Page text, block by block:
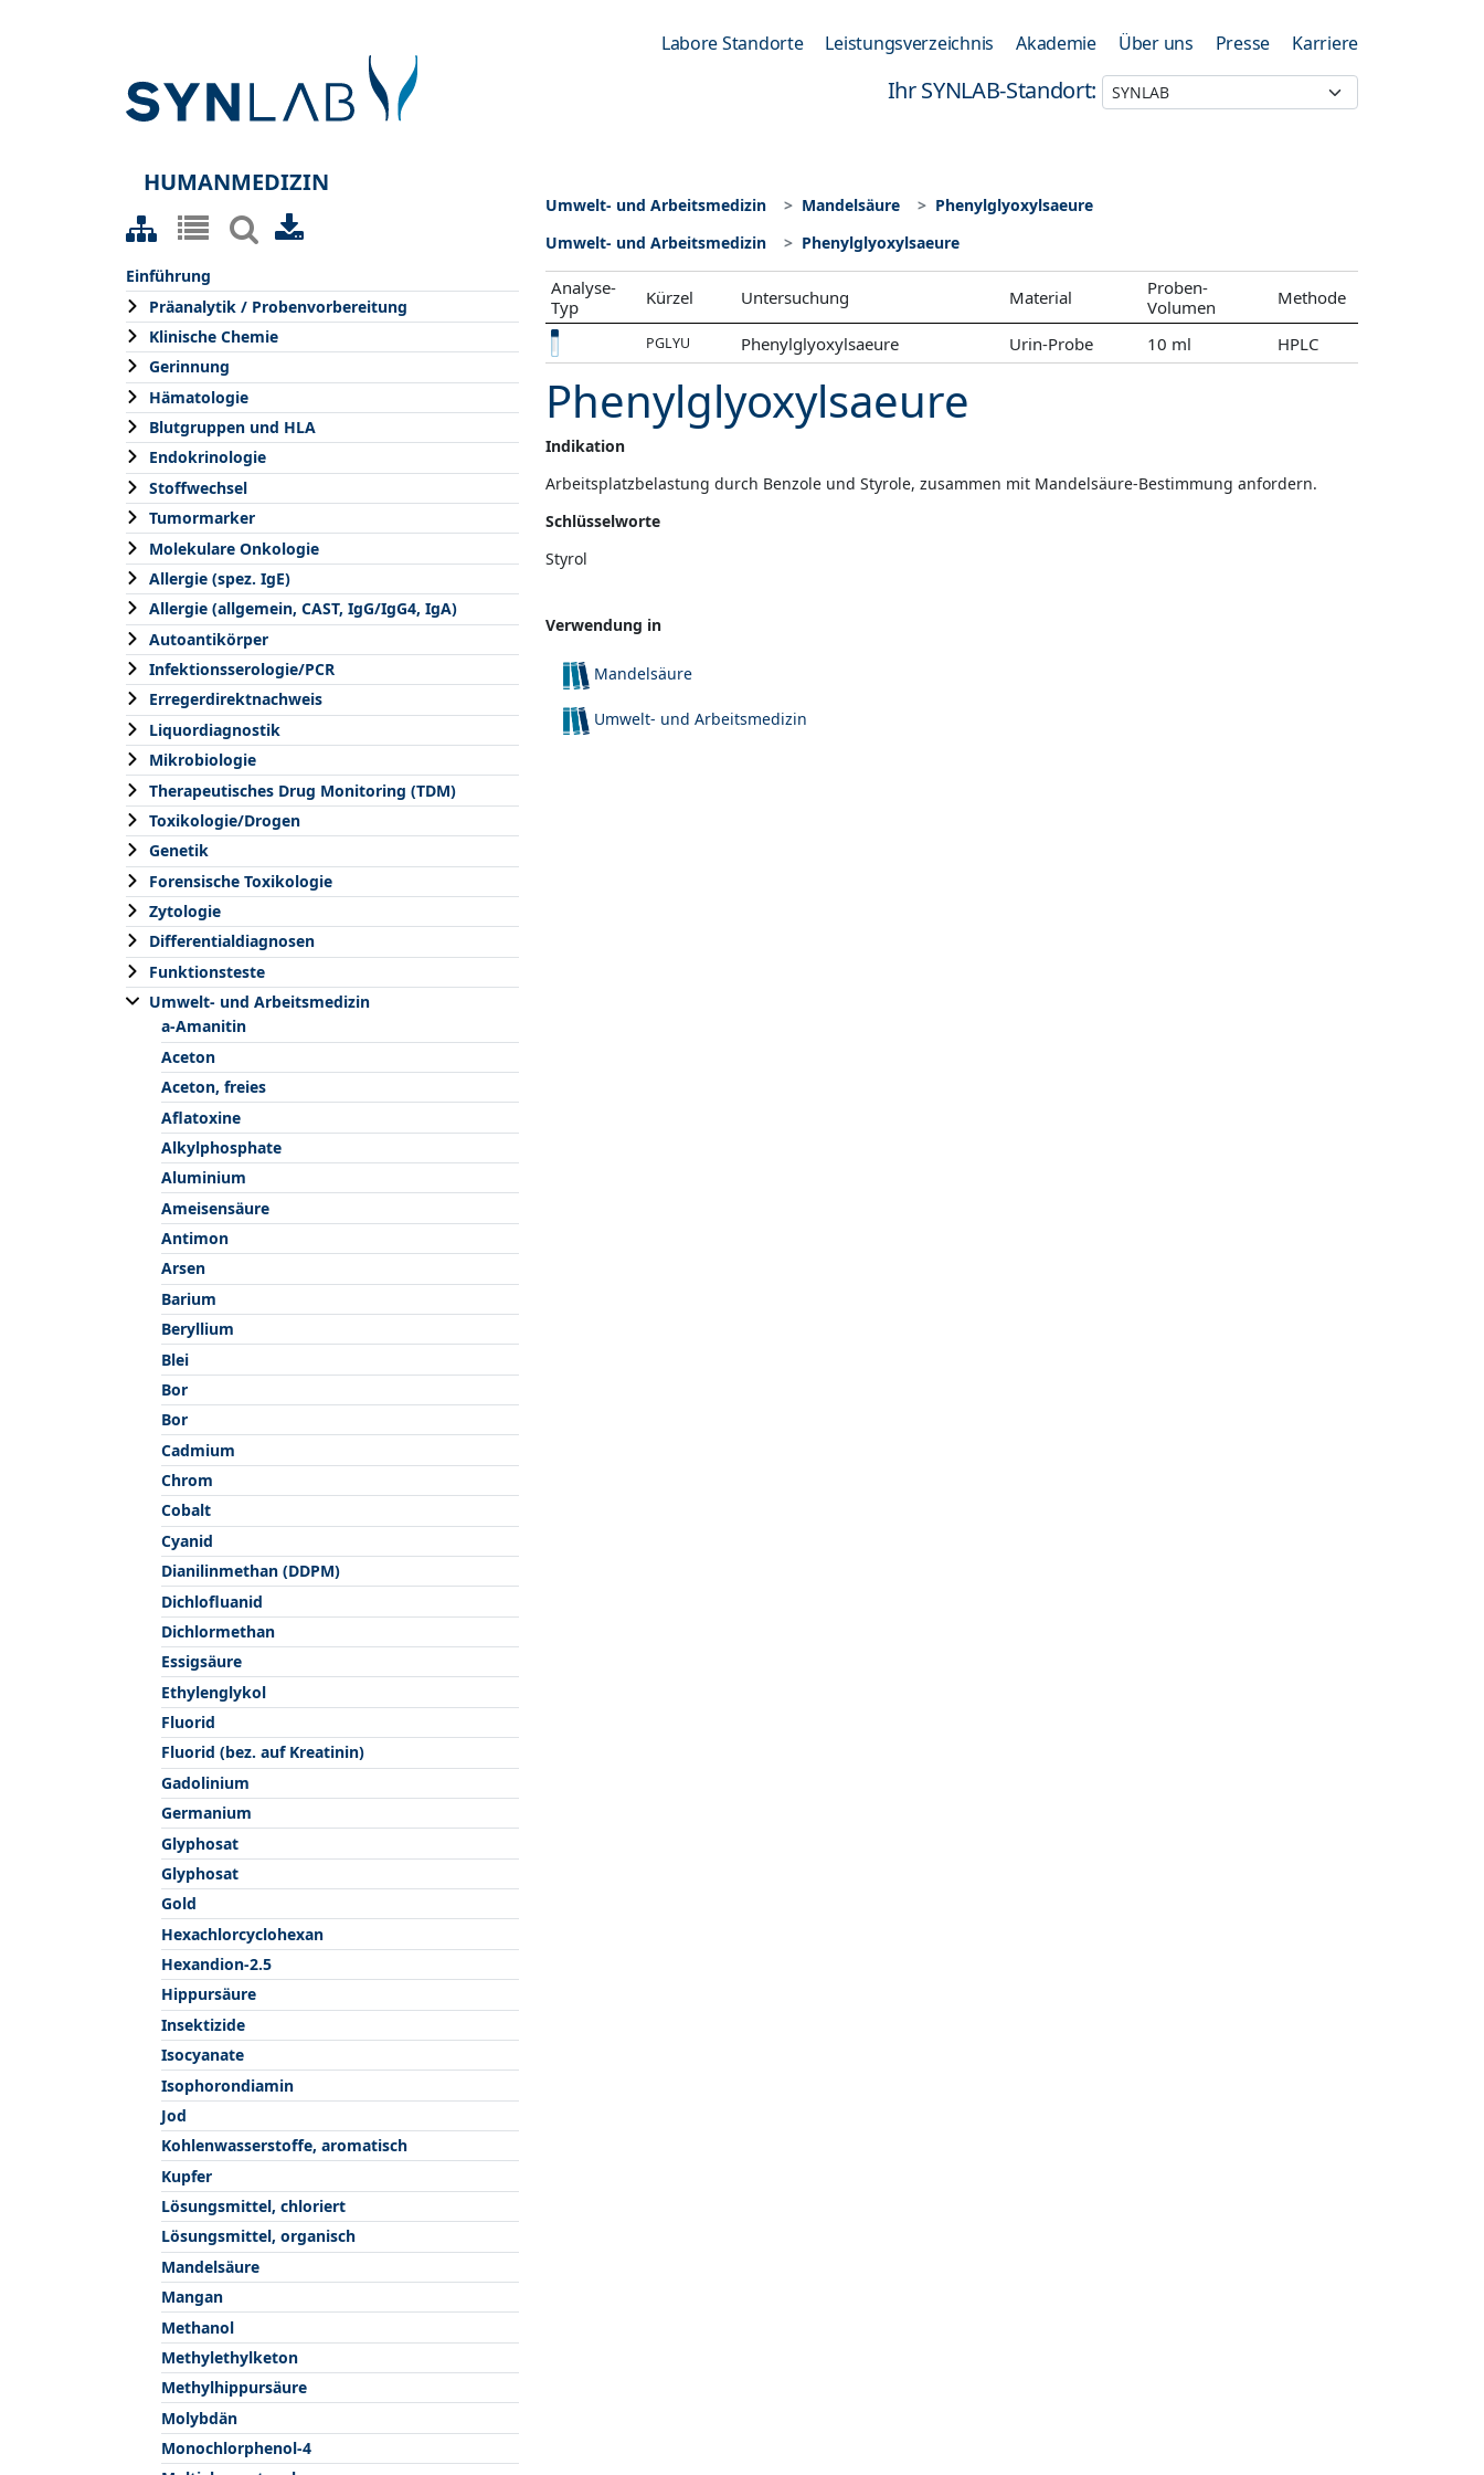
Labore Standorte Leistungsverzeichnis Akademie Über uns Presse Karriere
Ihr SYNLAB-Standort:
HUMANMEDIZIN
Einführung
Präanalytik / Probenvorbereitung
Klinische Chemie
Gerinnung
Hämatologie
Blutgruppen und HLA
Endokrinologie
Stoffwechsel
Tumormarker
Molekulare Onkologie
Allergie (spez. IgE)
Allergie (allgemein, CAST, IgG/IgG4, IgA)
Autoantikörper
Infektionsserologie/PCR
Erregerdirektnachweis
Liquordiagnostik
Mikrobiologie
Therapeutisches Drug Monitoring (TDM)
Toxikologie/Drogen
Genetik
Forensische Toxikologie
Zytologie
Differentialdiagnosen
Funktionsteste
Umwelt- und Arbeitsmedizin
a-Amanitin
Aceton
Aceton, freies
Aflatoxine
Alkylphosphate
Aluminium
Ameisensäure
Antimon
Arsen
Barium
Beryllium
Blei
Bor
Bor
Cadmium
Chrom
Cobalt
Cyanid
Dianilinmethan (DDPM)
Dichlofluanid
Dichlormethan
Essigsäure
Ethylenglykol
Fluorid
Fluorid (bez. auf Kreatinin)
Gadolinium
Germanium
Glyphosat
Glyphosat
Gold
Hexachlorcyclohexan
Hexandion-2.5
Hippursäure
Insektizide
Isocyanate
Isophorondiamin
Jod
Kohlenwasserstoffe, aromatisch
Kupfer
Lösungsmittel, chloriert
Lösungsmittel, organisch
Mandelsäure
Mangan
Methanol
Methylethylketon
Methylhippursäure
Molybdän
Monochlorphenol-4
Umwelt- und Arbeitsmedizin Mandelsäure
Phenylglyoxylsaeure
Umwelt- und Arbeitsmedizin
Phenylglyoxylsaeure
Analyse-
Typ
Kürzel Untersuchung Material
Proben-
Volumen
Methode
PGLYU Phenylglyoxylsaeure Urin-Probe 10 ml HPLC
Phenylglyoxylsaeure
Indikation
Arbeitsplatzbelastung durch Benzole und Styrole, zusammen mit Mandelsäure-Bestimmung anfordern.
Schlüsselworte
Styrol
Verwendung in
Mandelsäure
Umwelt- und Arbeitsmedizin